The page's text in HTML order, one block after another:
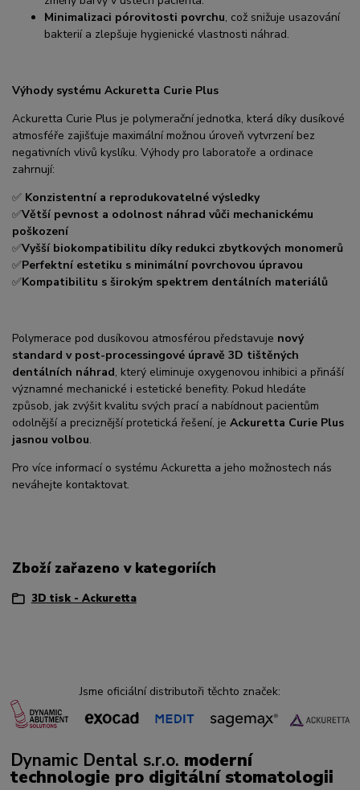
Minimalizaci pórovitosti povrchu, což snižuje usazování
bakterií a zlepšuje hygienické vlastnosti náhrad.
Výhody systému Ackuretta Curie Plus
Ackuretta Curie Plus je polymerační jednotka, která díky dusíkové
atmosféře zajišťuje maximální možnou úroveň vytvrzení bez
negativních vlivů kyslíku. Výhody pro laboratoře a ordinace
zahrnují:
✅ Konzistentní a reprodukovatelné výsledky
✅Větší pevnost a odolnost náhrad vůči mechanickému
poškození
✅Vyšší biokompatibilitu díky redukci zbytkových monomerů
✅Perfektní estetiku s minimální povrchovou úpravou
✅Kompatibilitu s širokým spektrem dentálních materiálů
Polymerace pod dusíkovou atmosférou představuje nový
standard v post-processingové úpravě 3D tištěných
dentálních náhrad, který eliminuje oxygenovou inhibici a přináší
významné mechanické i estetické benefity. Pokud hledáte
způsob, jak zvýšit kvalitu svých prací a nabídnout pacientům
odolnější a preciznější protetická řešení, je Ackuretta Curie Plus
jasnou volbou.
Pro více informací o systému Ackuretta a jeho možnostech nás
neváhejte kontaktovat.
Zboží zařazeno v kategoriích
3D tisk - Ackuretta
Jsme oficiální distributoři těchto značek:
Dynamic Dental s.r.o. moderní
technologie pro digitální stomatologii